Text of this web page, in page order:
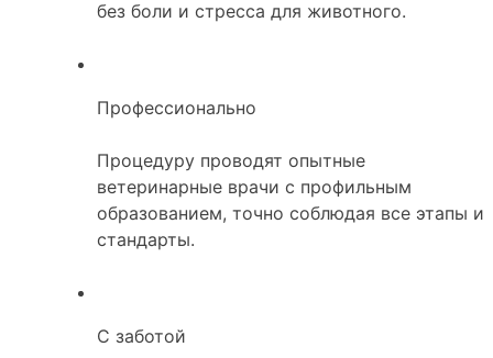
без боли и стресса для животного.
Профессионально
Процедуру проводят опытные
ветеринарные врачи с профильным
образованием, точно соблюдая все этапы и
стандарты.
С заботой